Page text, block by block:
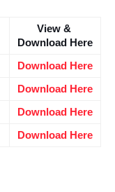
View &
Download Here
Download Here
Download Here
Download Here
Download Here